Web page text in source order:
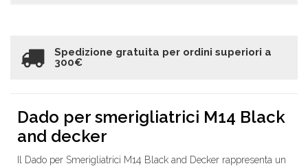
Spedizione gratuita per ordini superiori a
300€
Dado per smerigliatrici M14 Black
and decker
Il Dado per Smerigliatrici M14 Black and Decker rappresenta un